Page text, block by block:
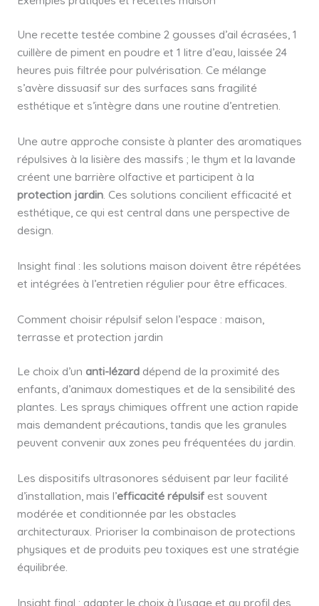
Une recette testée combine 2 gousses d’ail écrasées, 1
cuillère de piment en poudre et 1 litre d’eau, laissée 24
heures puis filtrée pour pulvérisation. Ce mélange
s’avère dissuasif sur des surfaces sans fragilité
esthétique et s’intègre dans une routine d’entretien.
Une autre approche consiste à planter des aromatiques
répulsives à la lisière des massifs ; le thym et la lavande
créent une barrière olfactive et participent à la
protection jardin. Ces solutions concilient efficacité et
esthétique, ce qui est central dans une perspective de
design.
Insight final : les solutions maison doivent être répétées
et intégrées à l’entretien régulier pour être efficaces.
Comment choisir répulsif selon l’espace : maison,
terrasse et protection jardin
Le choix d’un anti-lézarddépend de la proximité des
enfants, d’animaux domestiques et de la sensibilité des
plantes. Les sprays chimiques offrent une action rapide
mais demandent précautions, tandis que les granules
peuvent convenir aux zones peu fréquentées du jardin.
Les dispositifs ultrasonores séduisent par leur facilité
d’installation, mais l’efficacité répulsifest souvent
modérée et conditionnée par les obstacles
architecturaux. Prioriser la combinaison de protections
physiques et de produits peu toxiques est une stratégie
équilibrée.
Insight final : adapter le choix à l’usage et au profil des